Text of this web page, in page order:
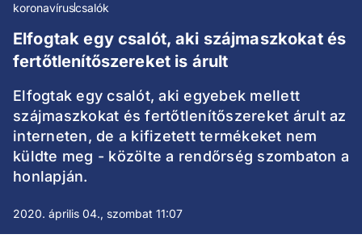
koronavíruscsalók
Elfogtak egy csalót, aki szájmaszkokat és
fertőtlenítőszereket is árult
Elfogtak egy csalót, aki egyebek mellett
szájmaszkokat és fertőtlenítőszereket árult az
interneten, de a kifizetett termékeket nem
küldte meg - közölte a rendőrség szombaton a
honlapján.
2020. április 04., szombat 11:07